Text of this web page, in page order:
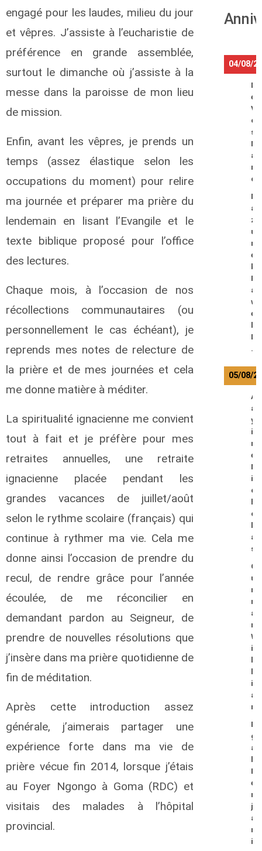
engagé pour les laudes, milieu du jour
et vêpres. J’assiste à l’eucharistie de
préférence en grande assemblée,
surtout le dimanche où j’assiste à la
messe dans la paroisse de mon lieu
de mission.
Enfin, avant les vêpres, je prends un
temps (assez élastique selon les
occupations du moment) pour relire
ma journée et préparer ma prière du
lendemain en lisant l’Evangile et le
texte biblique proposé pour l’office
des lectures.
Chaque mois, à l’occasion de nos
récollections communautaires (ou
personnellement le cas échéant), je
reprends mes notes de relecture de
la prière et de mes journées et cela
me donne matière à méditer.
La spiritualité ignacienne me convient
tout à fait et je préfère pour mes
retraites annuelles, une retraite
ignacienne placée pendant les
grandes vacances de juillet/août
selon le rythme scolaire (français) qui
continue à rythmer ma vie. Cela me
donne ainsi l’occasion de prendre du
recul, de rendre grâce pour l’année
écoulée, de me réconcilier en
demandant pardon au Seigneur, de
prendre de nouvelles résolutions que
j’insère dans ma prière quotidienne de
fin de méditation.
Après cette introduction assez
générale, j’aimerais partager une
expérience forte dans ma vie de
prière vécue fin 2014, lorsque j’étais
au Foyer Ngongo à Goma (RDC) et
visitais des malades à l’hôpital
provincial.
04/08/
D
e
V
o
s
M
a
r
c
M
a
z
u
r
e
P
a
w
e
D
.
05/08/
A
a
y
i
r
e
N
i
c
o
a
s
C
u
r
r
a
n
W
i
i
a
m
E
g
a
B
e
n
j
a
m
i